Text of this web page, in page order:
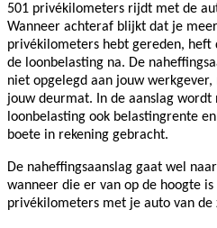
501 privékilometers rijdt met de
Wanneer achteraf blijkt dat je
privékilometers hebt gereden, heft
de loonbelasting na. De
niet opgelegd aan jouw
jouw deurmat. In de aanslag wordt
loonbelasting ook belastingrente
boete in rekening gebracht.
De naheffingsaanslag gaat wel
wanneer die er van op de hoogte
privékilometers met je auto van de